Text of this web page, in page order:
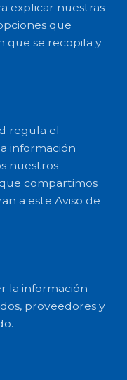
explicar nuestras
que
que se recopila y
regula el
información
nuestros
compartimos
a este Aviso de
la información
proveedores y